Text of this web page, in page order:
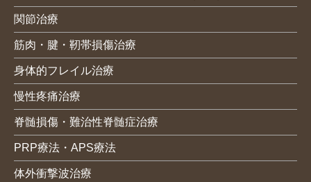
関節治療
筋肉・腱・靭帯損傷治療
身体的フレイル治療
慢性疼痛治療
脊髄損傷・難治性脊髄症治療
PRP療法・APS療法
体外衝撃波治療